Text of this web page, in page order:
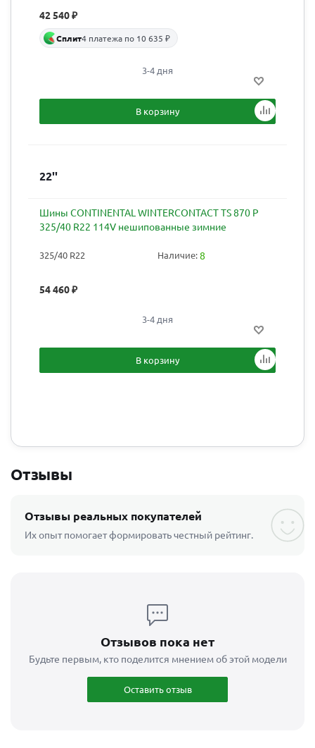
42 540₽
Сплит4 платежа по 10 635 ₽
3-4 дня
В корзину
22''
Шины CONTINENTAL WINTERCONTACT TS 870 P
325/40 R22 114V нешипованные зимние
325/40 R22 Наличие:8
54 460₽
3-4 дня
В корзину
Отзывы
Отзывы реальных покупателей
Их опыт помогает формировать честный рейтинг.
Отзывов пока нет
Будьте первым, кто поделится мнением об этой модели
Оставить отзыв